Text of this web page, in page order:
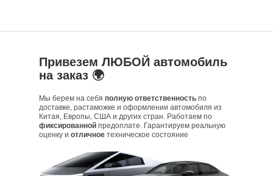
Привезем ЛЮБОЙ автомобиль
на заказ 🌍
Мы берем на себя полную ответственность по
доставке, растаможке и оформлении автомобиля из
Китая, Европы, США и других стран. Работаем по
фиксированной предоплате. Гарантируем реальную
оценку и отличное техническое состояние